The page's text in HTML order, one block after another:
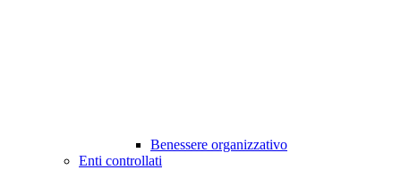
Benessere organizzativo
Enti controllati